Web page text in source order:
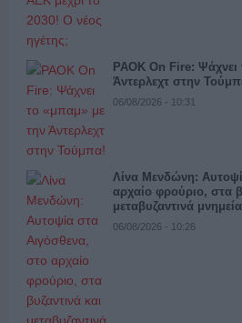
PAOK On Fire:
Άντερλεχτ στην
06/08/2026 - 10:31
Λίνα Μενδώνη:
αρχαίο φρούριο, στα
μεταβυζαντινά μνημεία
06/08/2026 - 10:26